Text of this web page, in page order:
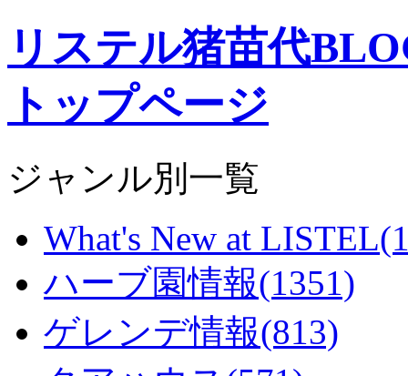
リステル猪苗代
トップページ
ジャンル別一覧
What's New at
ハーブ園情報(1351)
ゲレンデ情報(813)